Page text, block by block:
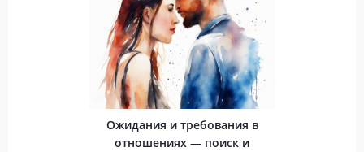
Ожидания и требования в
отношениях — поиск и